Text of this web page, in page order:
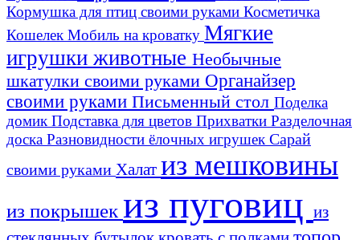
Кормушка для птиц своими руками Косметичка
Кошелек Мобиль на кроватку Мягкие
игрушки животные Необычные
шкатулки своими руками Органайзер
своими руками Письменный стол Поделка
домик Подставка для цветов Прихватки Разделочная
доска Разновидности ёлочных игрушек Сарай
своими руками Халат из мешковины
из покрышек из пуговиц из